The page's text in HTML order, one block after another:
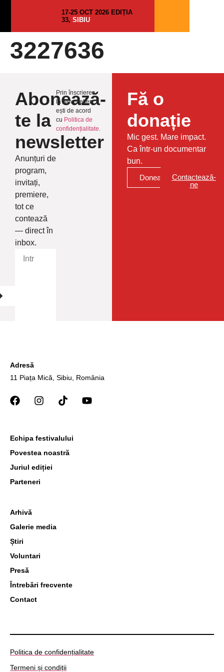
17-25 OCT 2026 EDIȚIA
33, SIBIU
3227636
Abonează-
te la
newsletter
Anunțuri de
program,
invitați,
premiere,
tot ce
contează
— direct în
inbox.
Prin înscrierea
la Newsletter
ești de acord
cu Politica de
confidențialitate.
Fă o
donație
Mic gest. Mare impact.
Ca într-un documentar
bun.
Donează
Contactează-
ne
Adresă
11 Piața Mică, Sibiu, România
Arhivă
Galerie media
Știri
Voluntari
Presă
Întrebări frecvente
Contact
Echipa festivalului
Povestea noastră
Juriul ediției
Parteneri
Politica de confidențialitate
Termeni și condiții